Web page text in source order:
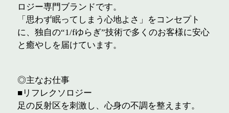
ロジー専門ブランドです。
「思わず眠ってしまう心地よさ」をコンセプト
に、独自の“1/fゆらぎ”技術で多くのお客様に安心
と癒やしを届けています。
◎主なお仕事
■リフレクソロジー
足の反射区を刺激し、心身の不調を整えます。